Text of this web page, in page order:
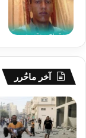
آخر ماحُرر